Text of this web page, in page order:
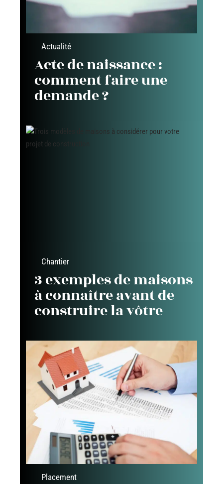
Actualité
Acte de naissance :
comment faire une
demande ?
Chantier
3 exemples de maisons
à connaître avant de
construire la vôtre
Placement